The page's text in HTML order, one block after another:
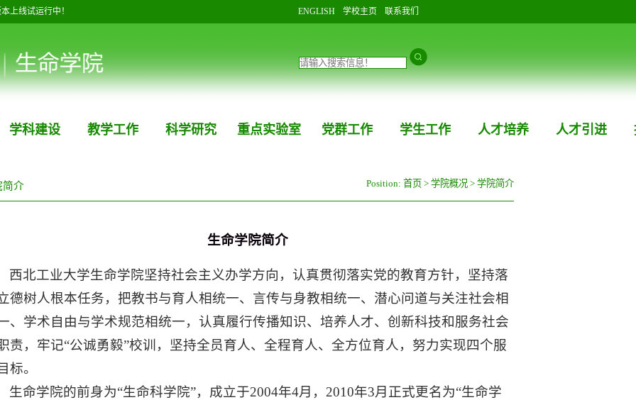
上线试运行中！ ENGLISH 学校主页 联系我们
学科建设 教学工作 科学研究 重点实验室 党群工作 学生工作 人才培养 人才引进
简介 Position: 首页 > 学院概况 > 学院简介
生命学院简介
西北工业大学生命学院坚持社会主义办学方向，认真贯彻落实党的教育方针，坚持落
德树人根本任务，把教书与育人相统一、言传与身教相统一、潜心问道与关注社会相
、学术自由与学术规范相统一，认真履行传播知识、培养人才、创新科技和服务社会
责，牢记“公诚勇毅”校训，坚持全员育人、全程育人、全方位育人，努力实现四个服
标。
生命学院的前身为“生命科学院”，成立于2004年4月，2010年3月正式更名为“生命学